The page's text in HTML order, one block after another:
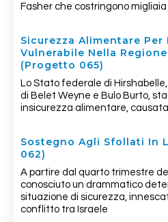
Fasher che costringono migliaia
Sicurezza Alimentare Per
Vulnerabile Nella
(Progetto 065)
Lo Stato federale di
di Belet Weyne e Bulo Burto,
insicurezza alimentare,
Sostegno Agli Sfollati In
062)
A partire dal quarto trimestre
conosciuto un drammatico
situazione di sicurezza,
conflitto tra Israele